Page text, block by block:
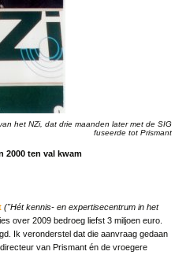
het NZi, dat drie maanden later met de SIG
fuseerde tot Prismant
2000 ten val kwam
("Hét kennis- en expertisecentrum in het
over 2009 bedroeg liefst 3 miljoen euro.
Ik veronderstel dat die aanvraag gedaan
van Prismant én de vroegere